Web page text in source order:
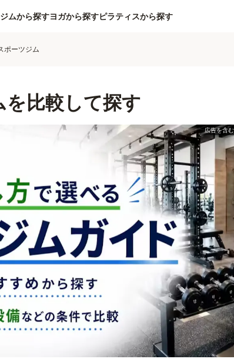
ムから探すヨガから探すピラティスから探す
ポーツジム
比較して探す